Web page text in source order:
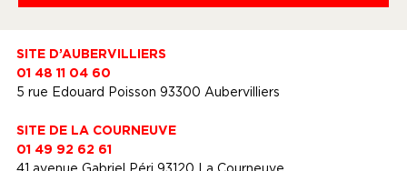
SITE D’AUBERVILLIERS
01 48 11 04 60
5 rue Edouard Poisson 93300 Aubervilliers
SITE DE LA COURNEUVE
01 49 92 62 61
41 avenue Gabriel Péri 93120 La Courneuve